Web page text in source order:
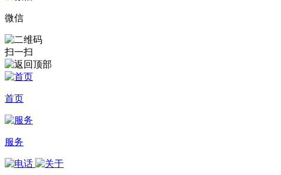
微信
扫一扫
首页
服务